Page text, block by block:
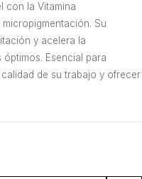
con la Vitamina
Su
y acelera la
Esencial para
de su trabajo y ofrecer